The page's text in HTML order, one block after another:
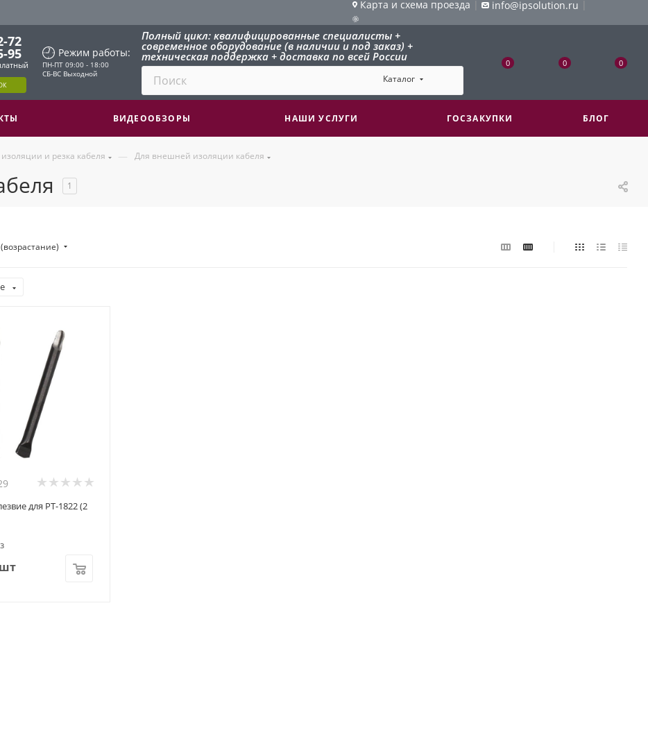
Карта и схема проезда | info@ipsolution.ru |
72
95 Режим работы:
ПН-ПТ 09:00 - 18:00
СБ-ВС Выходной
Полный цикл: квалифицированные специалисты +
современное оборудование (в наличии и под заказ) +
техническая поддержка + доставка по всей России
Каталог
0 0 0
ВИДЕООБЗОРЫ НАШИ УСЛУГИ ГОСЗАКУПКИ БЛОГ
и резка кабеля — Для внешней изоляции кабеля
1
для PT-1822 (2